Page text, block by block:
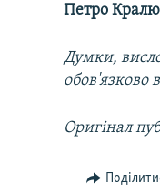
Петро
Думки,
обов'язково
Оригінал